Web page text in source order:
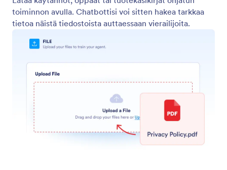
Kouluta agenttisi
Kouluta chatbottisi usein kysytyillä kysymyksillä,
dokumenteilla ja tuotetiedoilla. Käytä WordPress-
ohjelmaa yksilöllisten vastausten tuottamiseen.